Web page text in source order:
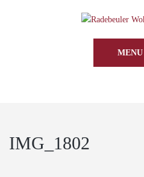
MENU
IMG_1802